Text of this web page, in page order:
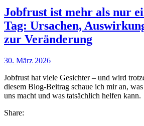
Jobfrust ist mehr als nur
Tag: Ursachen,
zur Veränderung
30. März 2026
Jobfrust hat viele Gesichter – und wird
diesem Blog-Beitrag schaue ich mir an,
uns macht und was tatsächlich helfen kann.
Share: